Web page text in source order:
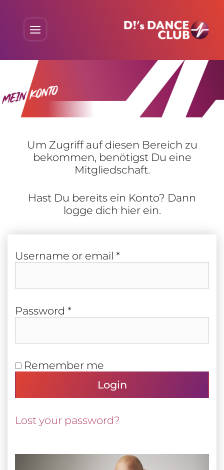
content
Um Zugriff auf diesen Bereich zu
bekommen, benö­tigst Du eine
Mitgliedschaft.
Hast Du bereits ein Konto? Dann
logge dich hier ein.
User­name or email *Required
Pass­word *Required
Remember me
Login
Lost your password?